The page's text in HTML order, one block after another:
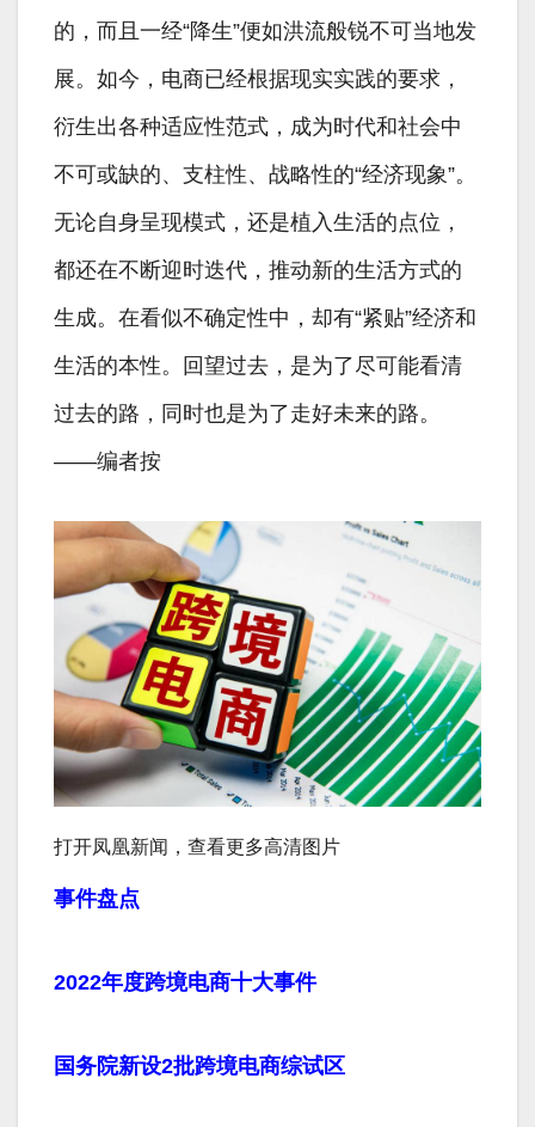
的，而且一经“降生”便如洪流般锐不可当地发
展。如今，电商已经根据现实实践的要求，
衍生出各种适应性范式，成为时代和社会中
不可或缺的、支柱性、战略性的“经济现象”。
无论自身呈现模式，还是植入生活的点位，
都还在不断迎时迭代，推动新的生活方式的
生成。在看似不确定性中，却有“紧贴”经济和
生活的本性。回望过去，是为了尽可能看清
过去的路，同时也是为了走好未来的路。
——编者按
打开凤凰新闻，查看更多高清图片
事件盘点
2022年度跨境电商十大事件
国务院新设2批跨境电商综试区